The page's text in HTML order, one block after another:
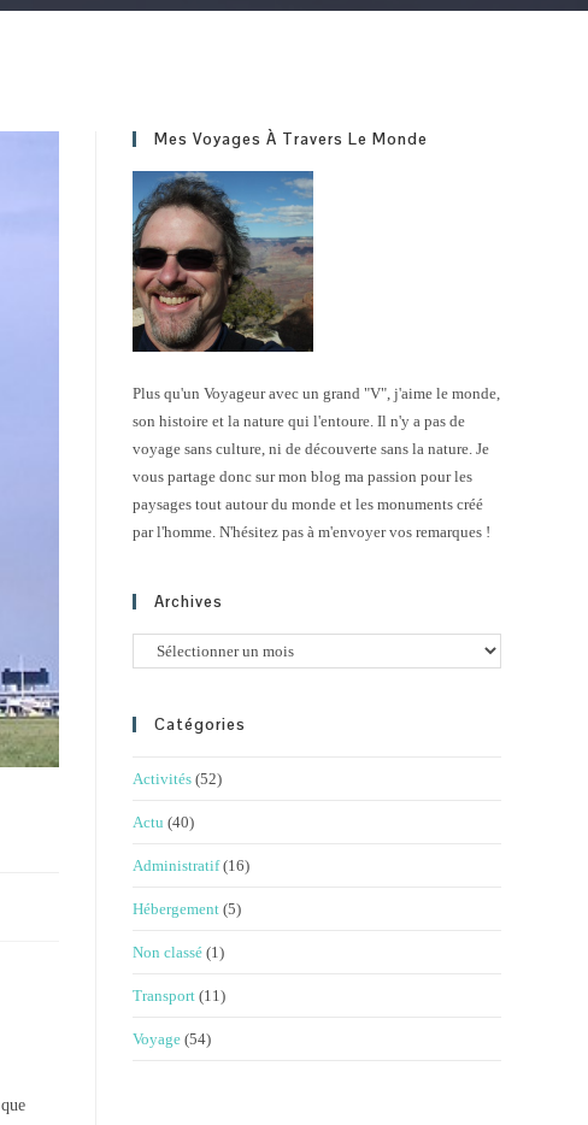
Mes Voyages À Travers Le Monde
Plus qu'un Voyageur avec un grand "V", j'aime le monde,
son histoire et la nature qui l'entoure. Il n'y a pas de
voyage sans culture, ni de découverte sans la nature. Je
vous partage donc sur mon blog ma passion pour les
paysages tout autour du monde et les monuments créé
par l'homme. N'hésitez pas à m'envoyer vos remarques !
Archives
Archives
Catégories
Activités (52)
Actu (40)
Administratif (16)
Hébergement (5)
Non classé (1)
Transport (11)
Voyage (54)